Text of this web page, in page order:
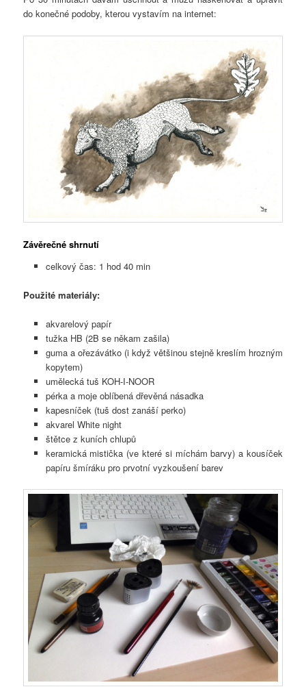
do konečné podoby, kterou vystavím na internet:
Závěrečné shrnutí
celkový čas: 1 hod 40 min
Použité materiály:
akvarelový papír
tužka HB (2B se někam zašila)
guma a ořezávátko (i když většinou stejně kreslím hrozným
kopytem)
umělecká tuš KOH-I-NOOR
pérka a moje oblíbená dřevěná násadka
kapesníček (tuš dost zanáší perko)
akvarel White night
štětce z kuních chlupů
keramická mistička (ve které si míchám barvy) a kousíček
papíru šmíráku pro prvotní vyzkoušení barev